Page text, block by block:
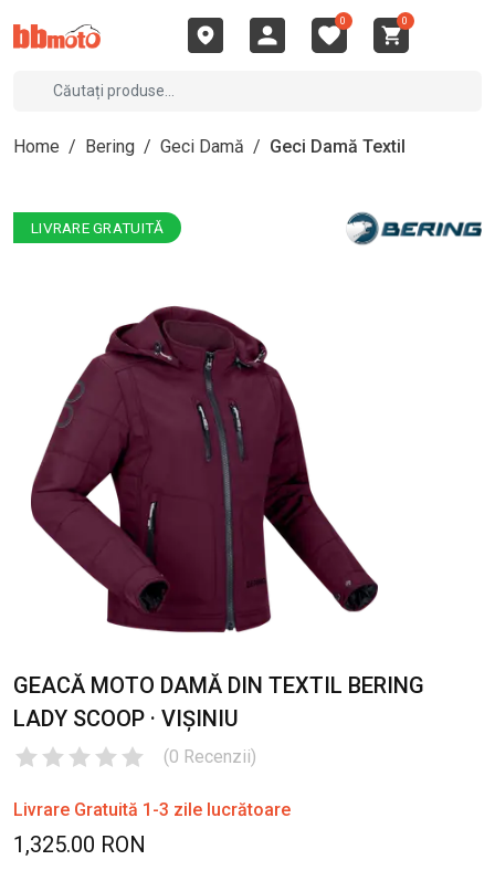
0 0
Home / Bering / Geci Damă / Geci Damă Textil
LIVRARE GRATUITĂ
GEACĂ MOTO DAMĂ DIN TEXTIL BERING
LADY SCOOP · VIȘINIU
(0 Recenzii)
Livrare Gratuită 1-3 zile lucrătoare
1,325.00 RON